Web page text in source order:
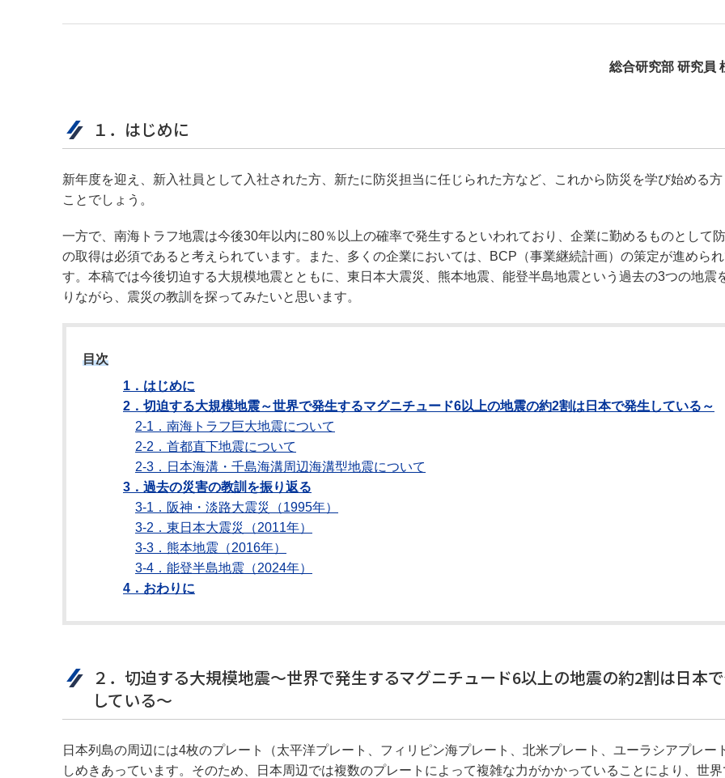
総合研究部 研究員
１．はじめに
新年度を迎え、新入社員として入社された方、新たに防災担当に任じられた方など、これから防災を学び始める
ことでしょう。
一方で、南海トラフ地震は今後30年以内に80％以上の確率で発生するといわれており、企業に勤めるものとして
の取得は必須であると考えられています。また、多くの企業においては、BCP（事業継続計画）の策定が進めら
す。本稿では今後切迫する大規模地震とともに、東日本大震災、熊本地震、能登半島地震という過去の3つの地震
りながら、震災の教訓を探ってみたいと思います。
目次
1．はじめに
2．切迫する大規模地震～世界で発生するマグニチュード6以上の地震の約2割は日本で発生している～
2-1．南海トラフ巨大地震について
2-2．首都直下地震について
2-3．日本海溝・千島海溝周辺海溝型地震について
3．過去の災害の教訓を振り返る
3-1．阪神・淡路大震災（1995年）
3-2．東日本大震災（2011年）
3-3．熊本地震（2016年）
3-4．能登半島地震（2024年）
4．おわりに
２．切迫する大規模地震～世界で発生するマグニチュード6以上の地震の約2割は日本
している～
日本列島の周辺には4枚のプレート（太平洋プレート、フィリピン海プレート、北米プレート、ユーラシアプレー
しめきあっています。そのため、日本周辺では複数のプレートによって複雑な力がかかっていることにより、世